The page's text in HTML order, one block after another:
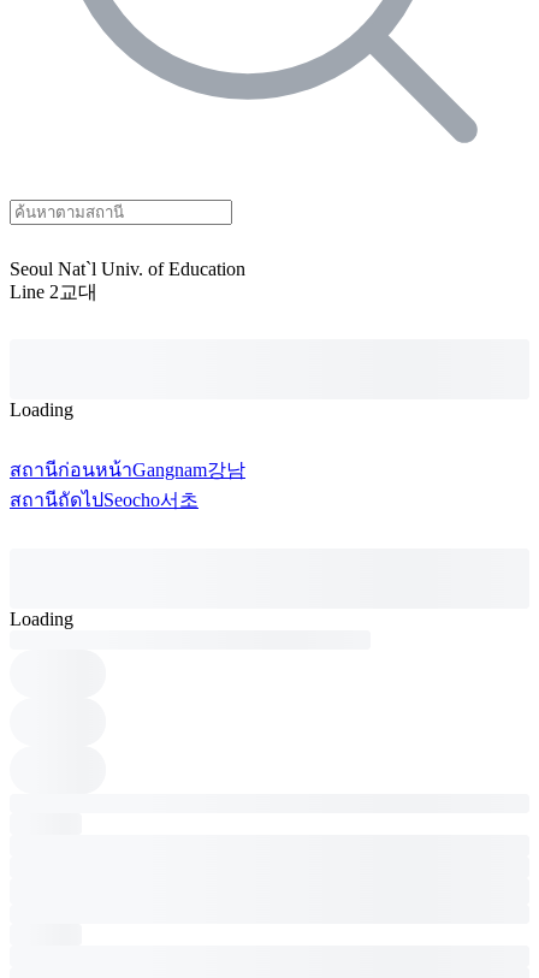
Seoul Nat`l Univ. of Education
Line 2교대
Loading
สถานีก่อนหน้าGangnam강남
สถานีถัดไปSeocho서초
Loading